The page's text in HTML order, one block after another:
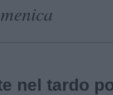
nel tardo